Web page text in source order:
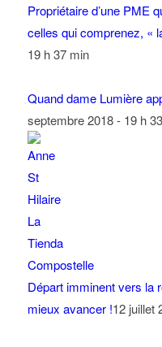
Propriétaire d’une PME
celles qui comprenez, «
19 h 37 min
Quand dame Lumière
septembre 2018 - 19 h
Départ imminent vers la
mieux avancer !12 juillet